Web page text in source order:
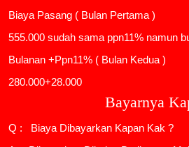
Biaya Pasang ( Bulan Pertama )
555.000 sudah sama ppn11% namun
Bulanan +Ppn11% ( Bulan Kedua )
280.000+28.000
Bayarnya
Q : Biaya Dibayarkan Kapan Kak ?